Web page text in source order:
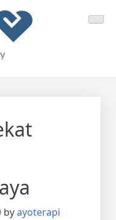
byayoterapi